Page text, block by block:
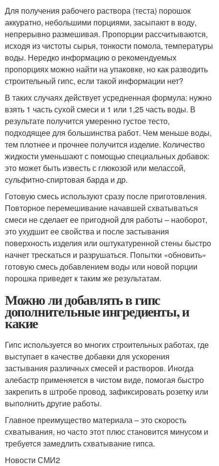
Для получения рабочего раствора (теста) порошок
аккуратно, небольшими порциями, засыпают в воду,
непрерывно размешивая. Пропорции рассчитываются,
исходя из чистоты сырья, тонкости помола, температуры
воды. Нередко информацию о рекомендуемых
пропорциях можно найти на упаковке, но как разводить
строительный гипс, если такой информации нет?
В таких случаях действует усредненная формула: нужно
взять 1 часть сухой смеси и 1 или 1,25 часть воды. В
результате получится умеренно густое тесто,
подходящее для большинства работ. Чем меньше воды,
тем плотнее и прочнее получится изделие. Количество
жидкости уменьшают с помощью специальных добавок:
это может быть известь с глюкозой или мелассой,
сульфитно-спиртовая барда и др.
Готовую смесь используют сразу после приготовления.
Повторное перемешивание начавшей схватываться
смеси не сделает ее пригодной для работы – наоборот,
это ухудшит ее свойства и после застывания
поверхность изделия или оштукатуренной стены быстро
начнет трескаться и разрушаться. Попытки «обновить»
готовую смесь добавлением воды или новой порции
порошка приведет к таким же результатам.
Можно ли добавлять в гипс
дополнительные ингредиенты, и
какие
Гипс используется во многих строительных работах, где
выступает в качестве добавки для ускорения
застывания различных смесей и растворов. Иногда
алебастр применяется в чистом виде, помогая быстро
закрепить в штробе провод, зафиксировать розетку или
выполнить другие работы.
Главное преимущество материала – это скорость
схватывания, но часто этот плюс становится минусом и
требуется замедлить схватывание гипса.
Новости СМИ2